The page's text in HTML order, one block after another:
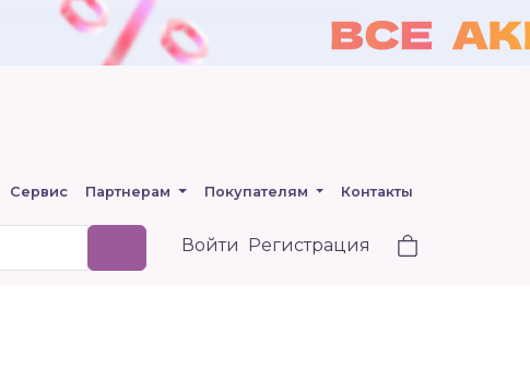
Сервис Партнерам Покупателям Контакты
Войти Регистрация